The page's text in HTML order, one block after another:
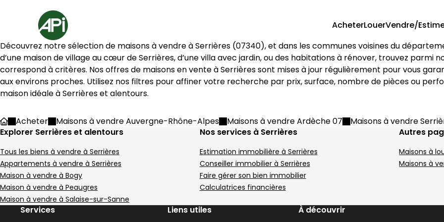
Accueil
AcheterLouerVendre/
13 Maisons à vendre à Serrières (07340)
144 m² 4 pièces Peaugres
Aller à l'image1
Aller à l'image2
Aller à l'image3
Aller à l'image4
Aller à l'image5
269 000 €
Peaugres - 07340
Villa • 4 pièces • 144 m²
DPE :
C 3 chambres
,
Terrain 1056 m²
,
Maison 50 m² Salaise-sur-Sanne
Aller à l'image1
Aller à l'image2
Aller à l'image3
Aller à l'image4
Aller à l'image5
Salaise-sur-Sanne - 38150
Maison • 50 m²
Terrain 100 m²
Maison 92 m² 4
Aller à l'image1
Aller à l'image2
Aller à l'image3
Aller à l'image4
Aller à l'image5
214 000 €
Sablons - 38550
Maison • 4 pièces • 92 m²
78 m² 4 pièces Peyraud
suivant
Aller à l'image1
Aller à l'image2
Aller à l'image3
Aller à l'image4
Aller à l'image5
199 000 €
Peyraud - 07340 Maison 170 m² 6 pièces Serrières
Image suivant
Aller à l'image1
Aller à l'image2
Aller à l'image3
Aller à l'image4
Aller à l'image5
169 000 €
Serrières - 07340 Maison de village
Image suivant
Aller à l'image1
Aller à l'image2
Aller à l'image3
Aller à l'image4
Aller à l'image5
175 000 €
Serrières - 07340
Découvrez notre sélection de maisons à vendre à Serrières (07340), et dans les communes voisines du
d’une maison de village au cœur de Serrières, d’une villa avec jardin, ou des habitations à rénover, trouvez parmi
correspond à critères. Nos offres de maisons en vente à Serrières sont mises à jour régulièrement pour vous
aux environs proches. Utilisez nos filtres pour affiner votre recherche par prix, surface, nombre de pièces ou
maison idéale à Serrières et alentours.
AccueilAcheter Maisons à vendre Auvergne-Rhône-Alpes Maisons à vendre Ardèche 07
Maisons à vendre
Explorer Serrières et alentours
Tous les biens à vendre à Serrières
Appartements à vendre à Serrières
Maison à vendre à Bogy
Maison à vendre à Peaugres
Maison à vendre à Salaise-sur-Sanne
Nos services à Serrières
Estimation immobilière à Serrières
Conseiller immobilier à Serrières
Faire gérer son bien immobilier
Calculatrices financières
Autres
Maisons à
Maisons à
Services Liens utiles À découvrir